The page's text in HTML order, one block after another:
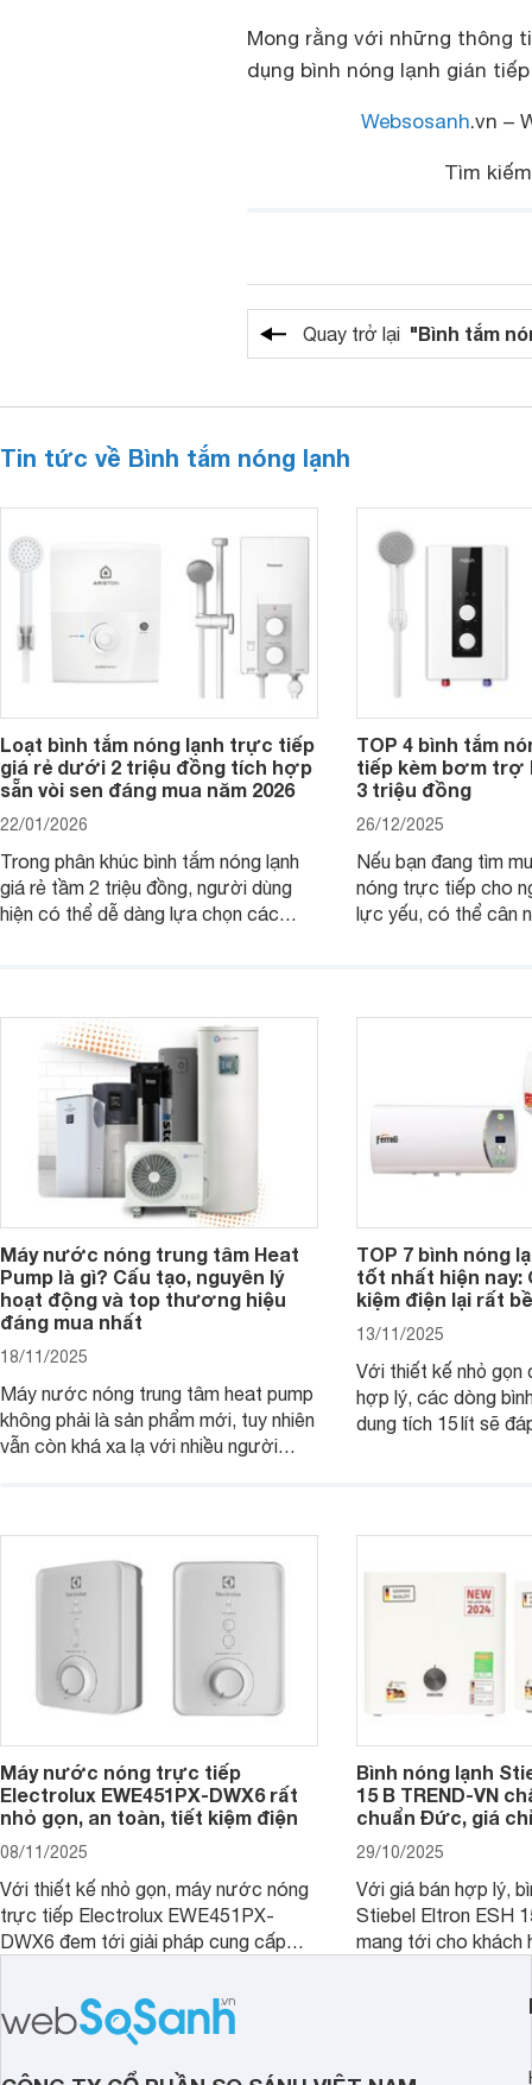
Mong rằng với những thông
dụng bình nóng lạnh gián
Websosanh.vn –
Tìm
Quay trở lại "Bình tắm
Tin tức về Bình tắm nóng lạnh
Loạt bình tắm nóng lạnh trực tiếp
giá rẻ dưới 2 triệu đồng tích hợp
sẵn vòi sen đáng mua năm 2026
22/01/2026
Trong phân khúc bình tắm nóng lạnh
giá rẻ tầm 2 triệu đồng, người dùng
hiện có thể dễ dàng lựa chọn các
cơ bản, đáp ứng tốt nhu cầu sử dụng
nước nóng hằng ngày của gia đình.
TOP 4 bình tắm
tiếp kèm bơm
3 triệu đồng
26/12/2025
Nếu bạn đang tìm
nóng trực tiếp cho
lực yếu, có thể cân
đồng.
Máy nước nóng trung tâm Heat
Pump là gì? Cấu tạo, nguyên lý
hoạt động và top thương hiệu
đáng mua nhất
18/11/2025
Máy nước nóng trung tâm heat pump
không phải là sản phẩm mới, tuy nhiên
vẫn còn khá xa lạ với nhiều người
về dòng sản phẩm này.
TOP 7 bình nóng
tốt nhất hiện nay:
kiệm điện lại rất
13/11/2025
Với thiết kế nhỏ gọn
hợp lý, các dòng
dung tích 15 lít sẽ
Máy nước nóng trực tiếp
Electrolux EWE451PX-DWX6 rất
nhỏ gọn, an toàn, tiết kiệm điện
08/11/2025
Với thiết kế nhỏ gọn, máy nước nóng
trực tiếp Electrolux EWE451PX-
DWX6 đem tới giải pháp cung cấp
hiện đại, đặc biệt là các phòng tắm
có diện tích hạn chế.
Bình nóng lạnh
15 B TREND-VN
chuẩn Đức, giá
29/10/2025
Với giá bán hợp lý,
Stiebel Eltron ESH
mang tới cho khách
hợp lý đồng thời có
làm nước nóng rất